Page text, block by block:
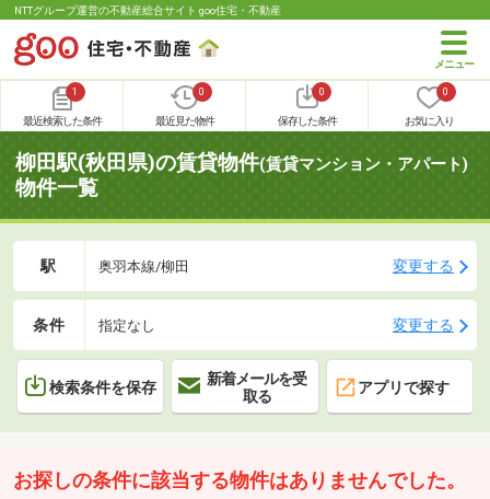
NTTグループ運営の不動産総合サイト goo住宅・不動産
1
最近検索した条件
0
最近見た物件
0
保存した条件
0
お気に入り
柳田駅(秋田県)の賃貸物件(賃貸マンション・アパート)
物件一覧
駅 奥羽本線/柳田 変更する
条件 指定なし 変更する
検索条件を保存
新着メールを受
取る
アプリで探す
お探しの条件に該当する物件はありませんでした。